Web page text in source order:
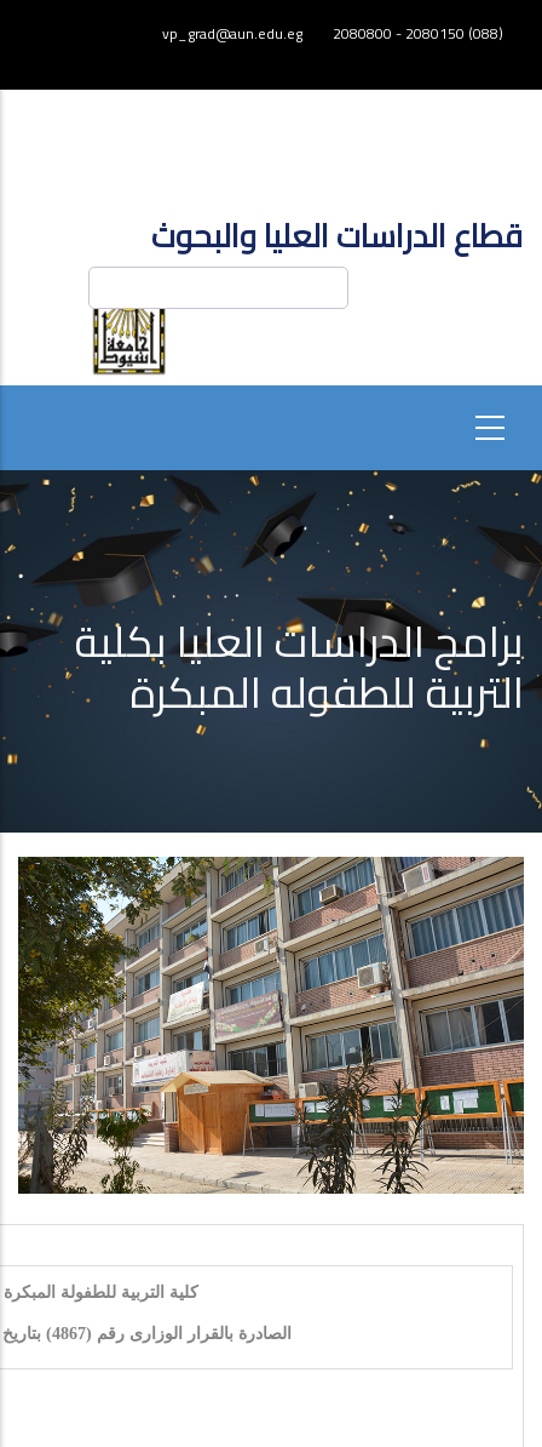
الرئيسي
(088) 2080150 - 2080800
vp_grad@aun.edu.eg
قطاع الدراسات العليا والبحوث
بحث
برامج الدراسات العليا بكلية
التربية للطفوله المبكرة
كلية التربية للطفولة المبكرة
الصادرة بالقرار الوزارى رقم (4867) بتاريخ 13/11/2014م